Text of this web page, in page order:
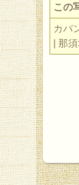
この
カバ
| 那